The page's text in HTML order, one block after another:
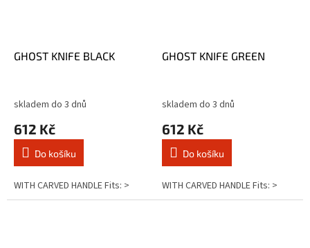
GHOST KNIFE BLACK
skladem do 3 dnů
612 Kč
Do košíku
WITH CARVED HANDLE Fits: >
GHOST KNIFE GREEN
skladem do 3 dnů
612 Kč
Do košíku
WITH CARVED HANDLE Fits: >